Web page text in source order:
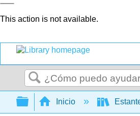
This action is not available.
Buscar
Expandir/contraer
Inicio